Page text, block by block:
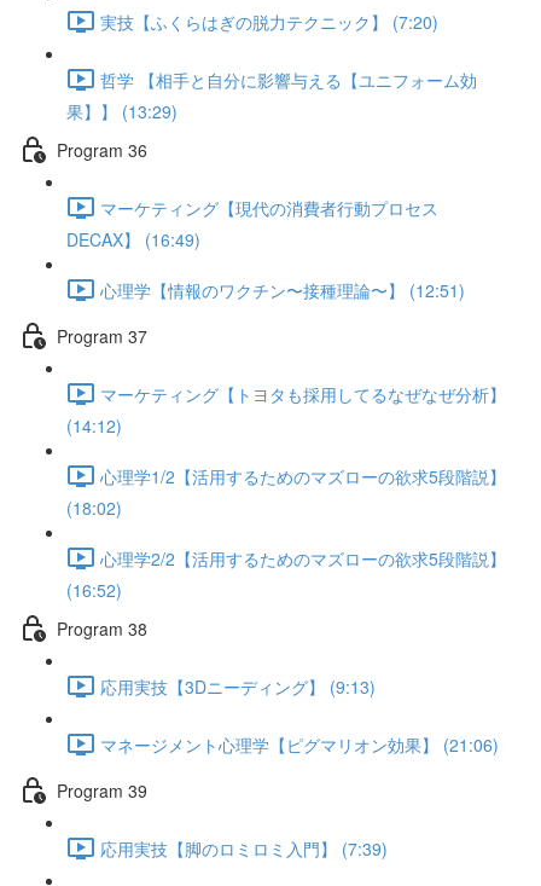
実技【ふくらはぎの脱力テクニック】 (7:20)
哲学 【相手と自分に影響与える【ユニフォーム効
果】】 (13:29)
Program 36
マーケティング【現代の消費者行動プロセス
DECAX】 (16:49)
心理学【情報のワクチン〜接種理論〜】 (12:51)
Program 37
マーケティング【トヨタも採用してるなぜなぜ分析】
(14:12)
心理学1/2【活用するためのマズローの欲求5段階説】
(18:02)
心理学2/2【活用するためのマズローの欲求5段階説】
(16:52)
Program 38
応用実技【3Dニーディング】 (9:13)
マネージメント心理学【ピグマリオン効果】 (21:06)
Program 39
応用実技【脚のロミロミ入門】 (7:39)